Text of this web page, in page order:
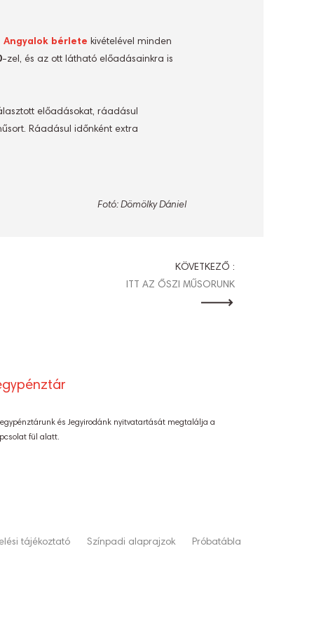
Angyalok bérlete kivételével minden
-zel, és az ott látható előadásainkra is
előadásokat, ráadásul
Ráadásul időnként extra
Fotó: Dömölky Dániel
KÖVETKEZŐ :
ITT AZ ŐSZI MŰSORUNK
és Jegyirodánk nyitvatartását megtalálja a
fül alatt.
tájékoztató Színpadi alaprajzok Próbatábla